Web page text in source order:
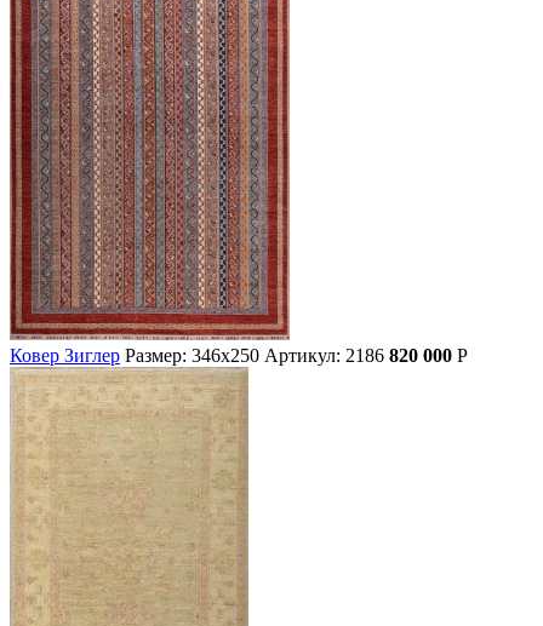
Ковер Зиглер Размер: 346х250 Артикул: 2186 820 000 Р